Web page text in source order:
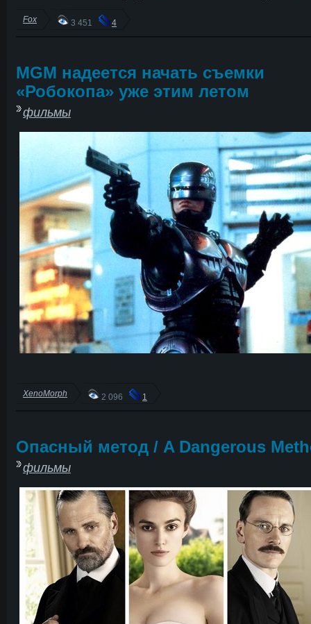
Fox 3 451 4
MGM надеется начать съемки
«Робокопа» уже этим летом
фильмы
XenoMorph 2 096 1
Опасный метод / A Dangerous
фильмы